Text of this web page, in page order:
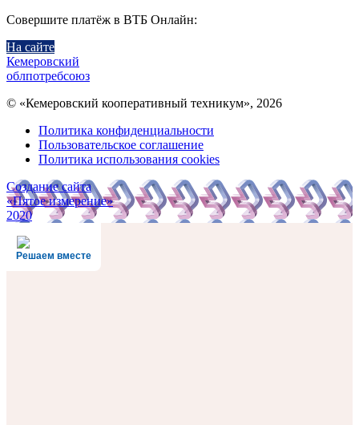
Совершите платёж в ВТБ Онлайн:
На сайте
Кемеровский
облпотребсоюз
© «Кемеровский кооперативный техникум», 2026
Политика конфиденциальности
Пользовательское соглашение
Политика использования cookies
Создание сайта
«Пятое измерение»
2020
Решаем вместе